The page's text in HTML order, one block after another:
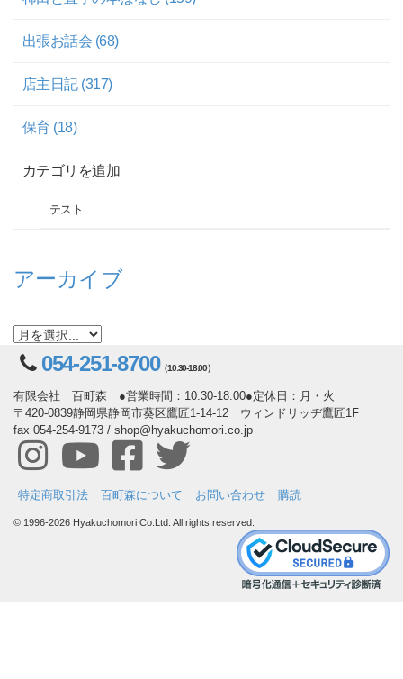
出張お話会 (68)
店主日記 (317)
保育 (18)
カテゴリを追加
テスト
アーカイブ
054-251-8700（10:30-18:00）
有限会社 百町森 ●営業時間：10:30-18:00●定休日：月・火
〒420-0839静岡県静岡市葵区鷹匠1-14-12 ウィンドリッヂ鷹匠1F
fax 054-254-9173 / shop@hyakuchomori.co.jp
特定商取引法 百町森について お問い合わせ 購読
© 1996-2026 Hyakuchomori Co.Ltd. All rights reserved.